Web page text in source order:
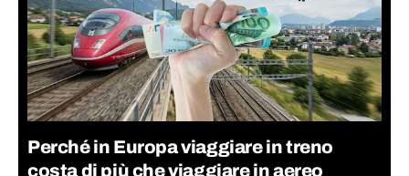
Perché in Europa viaggiare in treno
costa di più che viaggiare in aereo